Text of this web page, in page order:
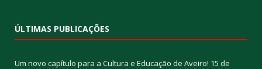
ÚLTIMAS PUBLICAÇÕES
Um novo capítulo para a Cultura e Educação de Aveiro! 15 de